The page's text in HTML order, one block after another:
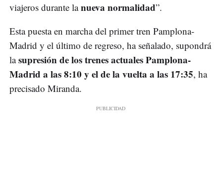
viajeros durante lanueva normalidad”.
Esta puesta en marcha del primer tren Pamplona-
Madrid y el último de regreso, ha señalado, supondrá
lasupresión de los trenes actuales Pamplona-
Madrid a las 8:10 y el de la vuelta a las 17:35, ha
precisado Miranda.